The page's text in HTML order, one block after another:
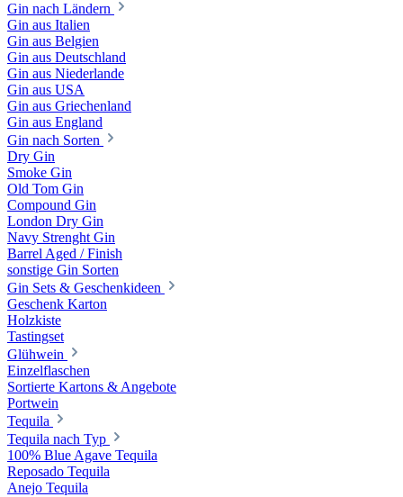
Gin nach Ländern
Gin aus Italien
Gin aus Belgien
Gin aus Deutschland
Gin aus Niederlande
Gin aus USA
Gin aus Griechenland
Gin aus England
Gin nach Sorten
Dry Gin
Smoke Gin
Old Tom Gin
Compound Gin
London Dry Gin
Navy Strenght Gin
Barrel Aged / Finish
sonstige Gin Sorten
Gin Sets & Geschenkideen
Geschenk Karton
Holzkiste
Tastingset
Glühwein
Einzelflaschen
Sortierte Kartons & Angebote
Portwein
Tequila
Tequila nach Typ
100% Blue Agave Tequila
Reposado Tequila
Anejo Tequila